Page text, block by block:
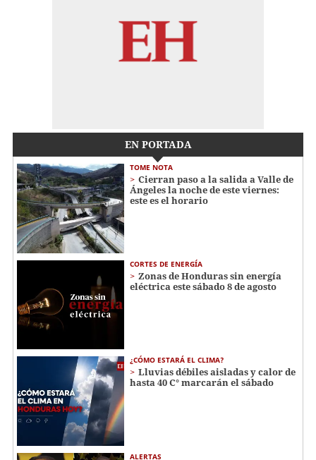
EN PORTADA
TOME NOTA
Cierran paso a la salida a Valle de
Ángeles la noche de este viernes:
este es el horario
CORTES DE ENERGÍA
Zonas de Honduras sin energía
eléctrica este sábado 8 de agosto
¿CÓMO ESTARÁ EL CLIMA?
Lluvias débiles aisladas y calor de
hasta 40 C° marcarán el sábado
ALERTAS